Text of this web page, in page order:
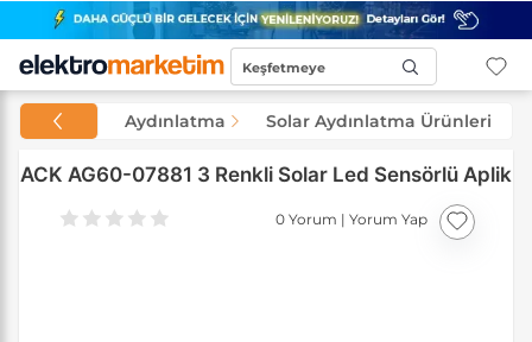
Keşfetmeye
Aydınlatma Solar Aydınlatma Ürünleri
ACK AG60-07881 3 Renkli Solar Led Sensörlü Aplik
0 Yorum | Yorum Yap